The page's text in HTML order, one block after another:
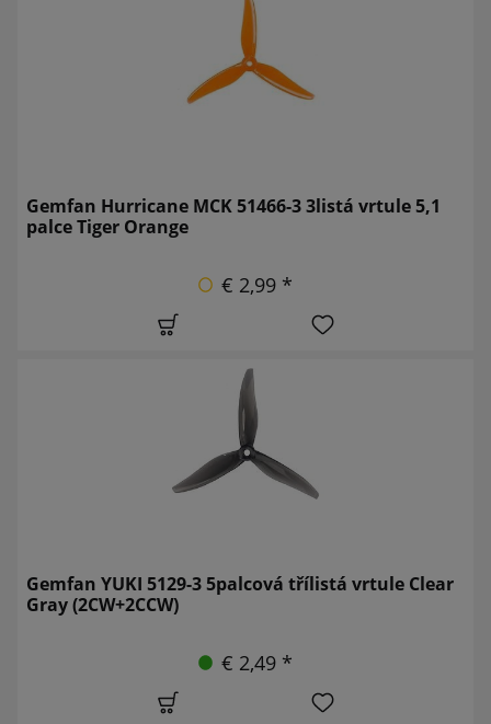
Gemfan Hurricane MCK 51466-3 3listá vrtule 5,1
palce Tiger Orange
€ 2,99 *
Gemfan YUKI 5129-3 5palcová třílistá vrtule Clear
Gray (2CW+2CCW)
€ 2,49 *